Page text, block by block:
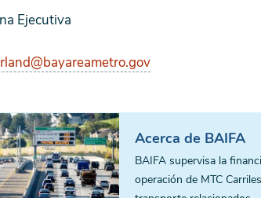
Ejecutiva
Acerca de BAIFA
BAIFA supervisa la
operación de MTC